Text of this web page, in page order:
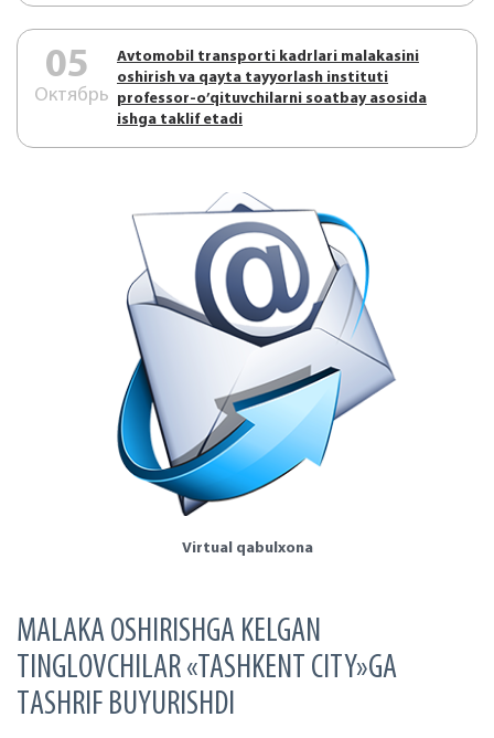
05
Октябрь
Аvtоmоbil trаnspоrti kаdrlаri mаlаkаsini
оshirish vа qаytа tаyyorlаsh instituti
prоfеssоr-o’qituvchilаrni sоаtbаy аsоsidа
ishgа tаklif etаdi
Virtual qabulxona
MАLАKА ОSHIRISHGА KЕLGАN
TINGLОVCHILАR «TASHKENT CITY»GА
TАSHRIF BUYURISHDI